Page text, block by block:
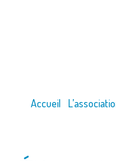
Accueil